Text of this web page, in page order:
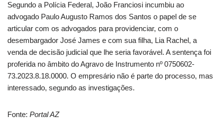
Segundo a Polícia Federal, João Franciosi incumbiu ao
advogado Paulo Augusto Ramos dos Santos o papel de se
articular com os advogados para providenciar, com o
desembargador José James e com sua filha, Lia Rachel, a
venda de decisão judicial que lhe seria favorável. A sentença foi
proferida no âmbito do Agravo de Instrumento nº 0750602-
73.2023.8.18.0000. O empresário não é parte do processo, mas
interessado, segundo as investigações.
Fonte: Portal AZ